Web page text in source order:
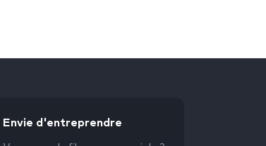
Envie d'entreprendre